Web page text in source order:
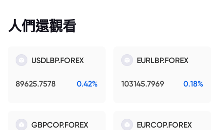
人們還觀看
USDLBP.FOREX
89625.7578 0.42%
EURLBP.FOREX
103145.7969 0.18%
GBPCOP.FOREX EURCOP.FOREX